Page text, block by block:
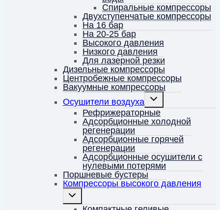
Спиральные компрессоры
Двухступенчатые компрессоры
На 16 бар
На 20-25 бар
Высокого давления
Низкого давления
Для лазерной резки
Дизельные компрессоры
Центробежные компрессоры
Вакуумные компрессоры
Осушители воздуха
Переключить
дочернее
меню
Рефрижераторные
Адсорбционные холодной
регенерации
Адсорбционные горячей
регенерации
Адсорбционные осушители с
нулевыми потерями
Поршневые бустеры
Компрессоры высокого давления
Переключить
меню